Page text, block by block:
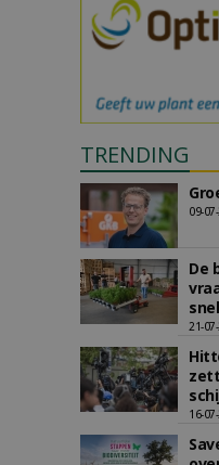
TRENDING
09-
De
snel
21-
16-